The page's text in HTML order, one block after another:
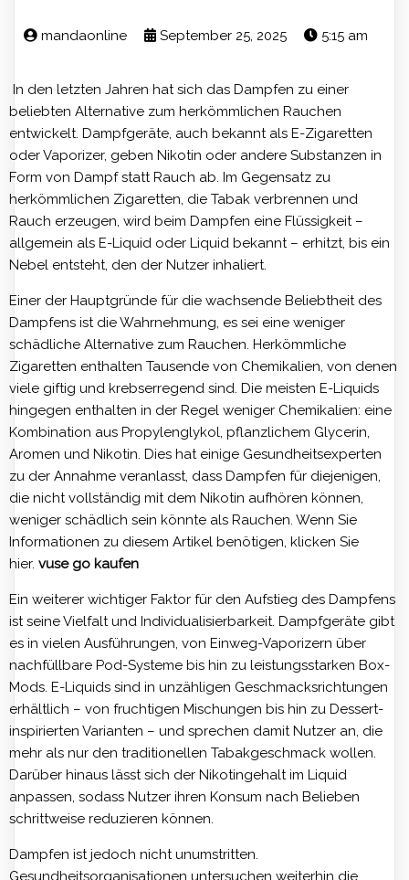
mandaonline September 25, 2025 5:15 am
In den letzten Jahren hat sich das Dampfen zu einer
beliebten Alternative zum herkömmlichen Rauchen
entwickelt. Dampfgeräte, auch bekannt als E-Zigaretten
oder Vaporizer, geben Nikotin oder andere Substanzen in
Form von Dampf statt Rauch ab. Im Gegensatz zu
herkömmlichen Zigaretten, die Tabak verbrennen und
Rauch erzeugen, wird beim Dampfen eine Flüssigkeit –
allgemein als E-Liquid oder Liquid bekannt – erhitzt, bis ein
Nebel entsteht, den der Nutzer inhaliert.
Einer der Hauptgründe für die wachsende Beliebtheit des
Dampfens ist die Wahrnehmung, es sei eine weniger
schädliche Alternative zum Rauchen. Herkömmliche
Zigaretten enthalten Tausende von Chemikalien, von denen
viele giftig und krebserregend sind. Die meisten E-Liquids
hingegen enthalten in der Regel weniger Chemikalien: eine
Kombination aus Propylenglykol, pflanzlichem Glycerin,
Aromen und Nikotin. Dies hat einige Gesundheitsexperten
zu der Annahme veranlasst, dass Dampfen für diejenigen,
die nicht vollständig mit dem Nikotin aufhören können,
weniger schädlich sein könnte als Rauchen. Wenn Sie
Informationen zu diesem Artikel benötigen, klicken Sie
hier. vuse go kaufen
Ein weiterer wichtiger Faktor für den Aufstieg des Dampfens
ist seine Vielfalt und Individualisierbarkeit. Dampfgeräte gibt
es in vielen Ausführungen, von Einweg-Vaporizern über
nachfüllbare Pod-Systeme bis hin zu leistungsstarken Box-
Mods. E-Liquids sind in unzähligen Geschmacksrichtungen
erhältlich – von fruchtigen Mischungen bis hin zu Dessert-
inspirierten Varianten – und sprechen damit Nutzer an, die
mehr als nur den traditionellen Tabakgeschmack wollen.
Darüber hinaus lässt sich der Nikotingehalt im Liquid
anpassen, sodass Nutzer ihren Konsum nach Belieben
schrittweise reduzieren können.
Dampfen ist jedoch nicht unumstritten.
Gesundheitsorganisationen untersuchen weiterhin die